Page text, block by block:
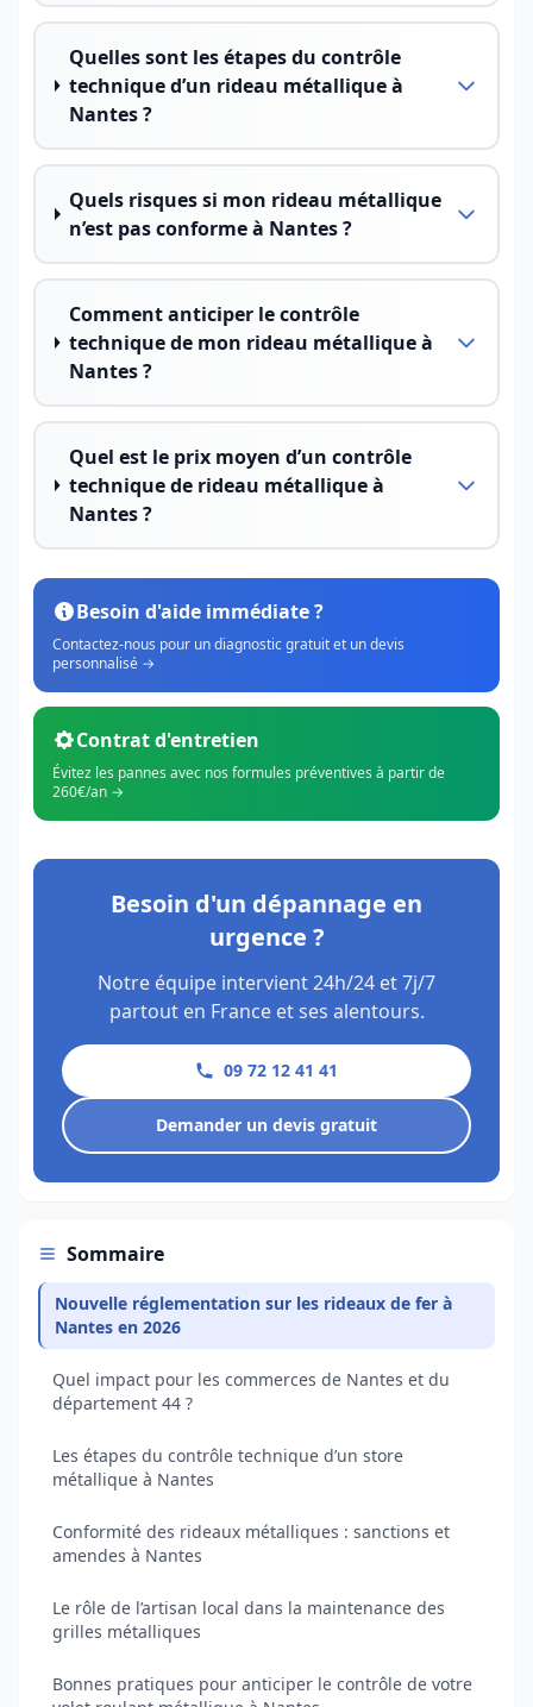
Quelles sont les étapes du contrôle
technique d’un rideau métallique à
Nantes ?
Quels risques si mon rideau métallique
n’est pas conforme à Nantes ?
Comment anticiper le contrôle
technique de mon rideau métallique à
Nantes ?
Quel est le prix moyen d’un contrôle
technique de rideau métallique à
Nantes ?
Besoin d'aide immédiate ?
Contactez-nous pour un diagnostic gratuit et un devis
personnalisé →
Contrat d'entretien
Évitez les pannes avec nos formules préventives à partir de
260€/an →
Besoin d'un dépannage en
urgence ?
Notre équipe intervient 24h/24 et 7j/7
partout en France et ses alentours.
09 72 12 41 41
Demander un devis gratuit
Sommaire
Nouvelle réglementation sur les rideaux de fer à
Nantes en 2026
Quel impact pour les commerces de Nantes et du
département 44 ?
Les étapes du contrôle technique d’un store
métallique à Nantes
Conformité des rideaux métalliques : sanctions et
amendes à Nantes
Le rôle de l’artisan local dans la maintenance des
grilles métalliques
Bonnes pratiques pour anticiper le contrôle de votre